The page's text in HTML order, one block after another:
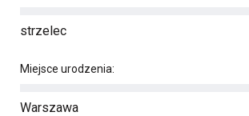
strzelec
Miejsce urodzenia:
Warszawa